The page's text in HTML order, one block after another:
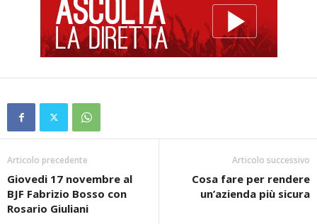
Articolo precedente
Giovedi 17 novembre al
BJF Fabrizio Bosso con
Rosario Giuliani
Articolo successivo
Cosa fare per rendere
un’azienda più sicura